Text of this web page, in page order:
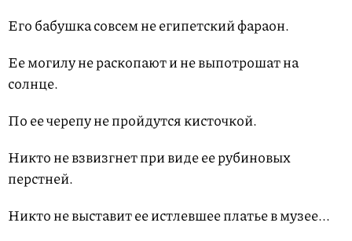
Его бабушка совсем не египетский фараон.
Ее могилу не раскопают и не выпотрошат на
солнце.
По ее черепу не пройдутся кисточкой.
Никто не взвизгнет при виде ее рубиновых
перстней.
Никто не выставит ее истлевшее платье в музее...